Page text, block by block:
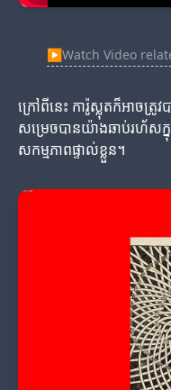
▶Watch Video
ក្រៅពីនេះ ការ៉ូស្លុតក៏អាចត្រូវប
សម្រេចបានយ៉ាងឆាប់រហ័សក្នុ
សកម្មភាពផ្ទាល់ខ្លួន។